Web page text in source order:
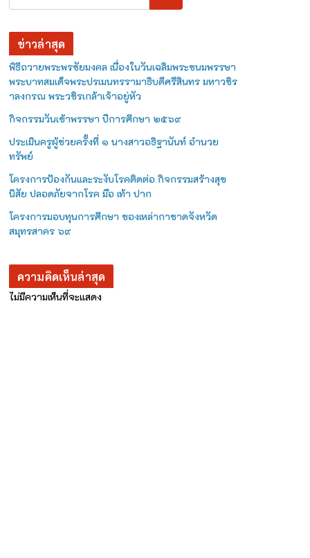
ข่าวล่าสุด
พิธีถวายพระพรชัยมงคล เนื่องในวันเฉลิมพระชนมพรรษา
พระบาทสมเด็จพระปรเมนทรรามาธิบดีศรีสินทร มหาวชิร
าลงกรณ พระวชิรเกล้าเจ้าอยู่หัว
กิจกรรมวันเข้าพรรษา ปีการศึกษา ๒๕๖๙
ประเมินครูผู้ช่วยครั้งที่ ๑ นางสาวอธิฐานันท์ อำนวย
ทรัพย์
โครงการป้องกันและระงับโรคติดต่อ กิจกรรมสร้างสุข
นิสัย ปลอดภัยจากโรค มือ เท้า ปาก
โครงการมอบทุนการศึกษา ของเหล่ากาชาดจังหวัด
สมุทรสาคร ๖๙
ความคิดเห็นล่าสุด
ไม่มีความเห็นที่จะแสดง